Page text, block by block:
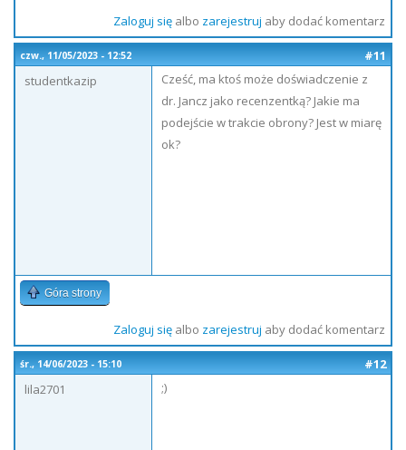
Zaloguj sięalbo zarejestruj aby dodać komentarz
czw., 11/05/2023 - 12:52
#11
studentkazip
Cześć, ma ktoś może doświadczenie z
dr. Jancz jako recenzentką? Jakie ma
podejście w trakcie obrony? Jest w miarę
ok?
Góra strony
Zaloguj sięalbo zarejestruj aby dodać komentarz
śr., 14/06/2023 - 15:10
#12
lila2701
;)